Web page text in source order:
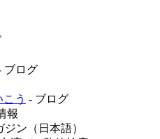
ブログ
う - ブログ
報
ン（日本語）